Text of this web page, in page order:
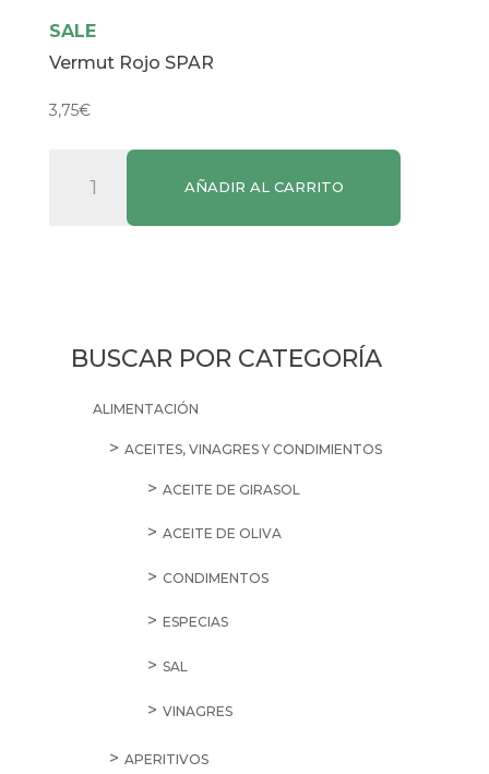
SALE
Vermut Rojo SPAR
3,75€
AÑADIR AL CARRITO
BUSCAR POR CATEGORÍA
ALIMENTACIÓN
ACEITES, VINAGRES Y CONDIMIENTOS
ACEITE DE GIRASOL
ACEITE DE OLIVA
CONDIMENTOS
ESPECIAS
SAL
VINAGRES
APERITIVOS